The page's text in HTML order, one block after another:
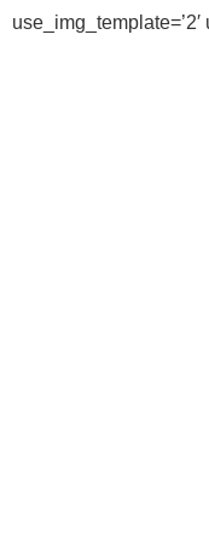
use_img_template=’2′